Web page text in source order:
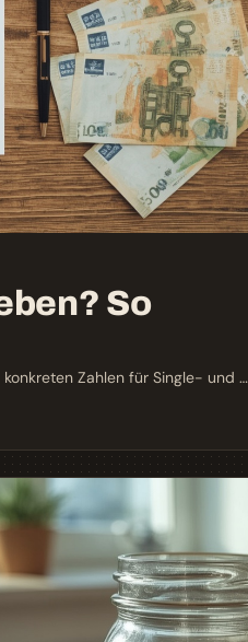
So
Zahlen für Single- und …